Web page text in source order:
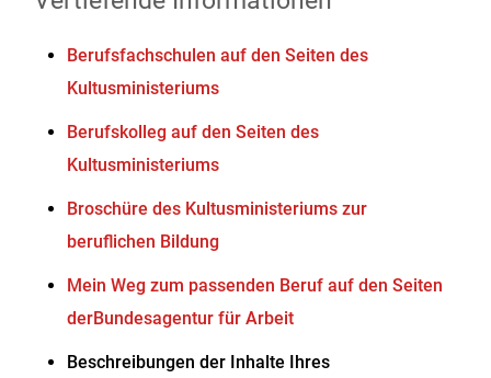
Berufsfachschulen auf den Seiten des
Kultusministeriums
Berufskolleg auf den Seiten des
Kultusministeriums
Broschüre des Kultusministeriums zur
beruflichen Bildung
Mein Weg zum passenden Beruf auf den Seiten
derBundesagentur für Arbeit
Beschreibungen der Inhalte Ihres